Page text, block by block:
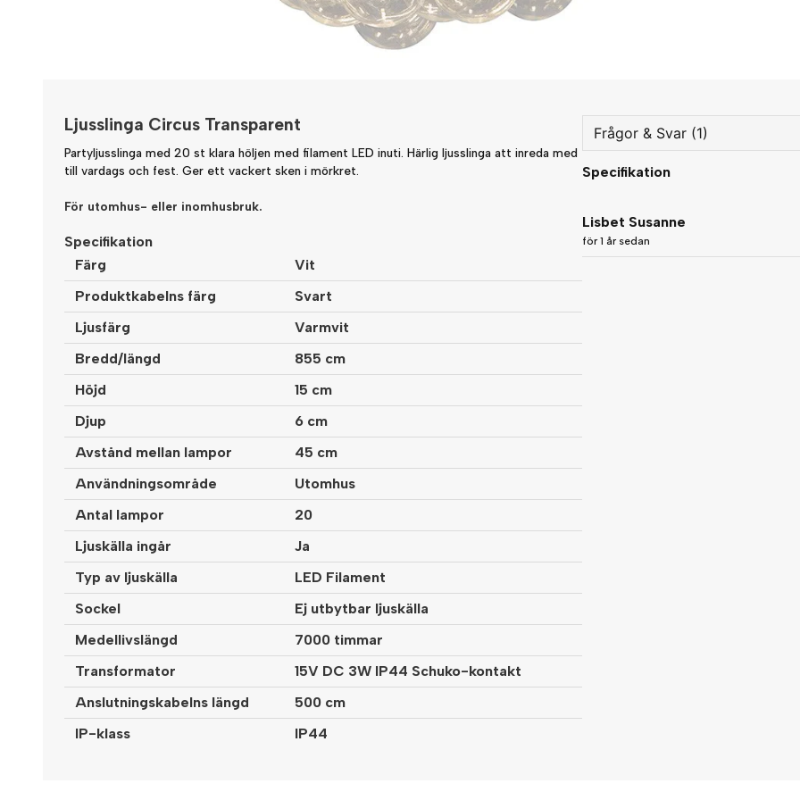
Ljusslinga Circus Transparent
Partyljusslinga med 20 st klara höljen med filament LED inuti. Härlig ljusslinga att inreda med
till vardags och fest. Ger ett vackert sken i mörkret.
För utomhus- eller inomhusbruk.
Specifikation
Färg
Vit
Produktkabelns färg
Svart
Ljusfärg
Varmvit
Bredd/längd
855 cm
Höjd
15 cm
Djup
6 cm
Avstånd mellan lampor
45 cm
Användningsområde
Utomhus
Antal lampor
20
Ljuskälla ingår
Ja
Typ av ljuskälla
LED Filament
Sockel
Ej utbytbar ljuskälla
Medellivslängd
7000 timmar
Transformator
15V DC 3W IP44 Schuko-kontakt
Anslutningskabelns längd
500 cm
IP-klass
IP44
Frågor & Svar (1)
question
Specifikation
Lisbet Susanne
för 1 år sedan